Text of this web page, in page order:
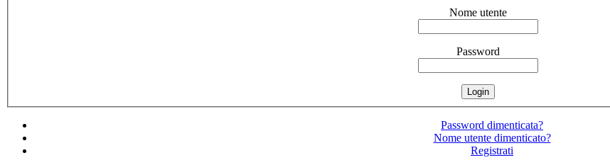
Nome utente
Password
Password dimenticata?
Nome utente dimenticato?
Registrati